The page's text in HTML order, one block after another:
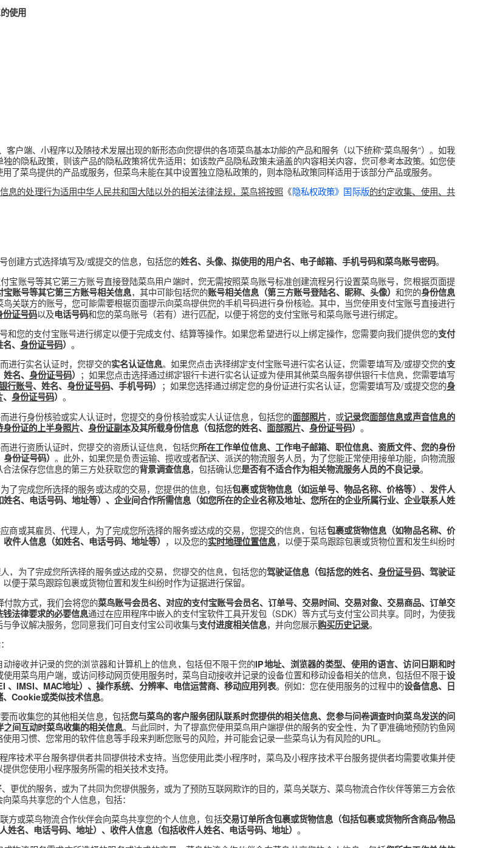
SDK的使用
、设备、客户端、小程序以及随技术发展出现的新形态向您提供的各项菜鸟基本功能的产品和服务（以下统称“菜鸟
产品单独的隐私政策，则该产品的隐私政策将优先适用；如该款产品隐私政策未涵盖的内容相关内容，您可参考
其中使用了菜鸟提供的产品或服务，但菜鸟未能在其中设置独立隐私政策的，则本隐私政策同样适用于该部分产
鸟账号创建方式选择填写及/或提交的信息，包括您的
号、支付宝账号等其它第三方账号直接登陆菜鸟用户端时，您无需按照菜鸟账号标准创建流程另行设置菜鸟账号
、支付宝账号等其它第三方账号相关信息，其中可能包括您的账号相关信息（第三方账号登陆名、昵称、头像）
属于菜鸟关联方的账号，您可能需要根据页面提示向菜鸟提供您的手机号码进行身份核验。其中，当您使用支付
集您的身份证号码 以及电话号码
和您的菜鸟账号（若有）进行匹配，以便于将您的支付宝账号和菜鸟账号进行绑定。
鸟账号和您的支付宝账号进行绑定以便于完成支付、结算等操作。如果您希望进行以上绑定操作，您需要向我
ID、姓名、身份证号码）。
入条件而进行实名认证时，您提交的实名认证信息。如果您点击选择绑定支付宝账号进行实名认证，您需要填写
号ID、姓名、身份证号码）；如果您点击选择通过绑定银行卡进行实名认证或为使用其他菜鸟服务提供银行卡信
括您的银行账号、姓名、身份证号码、手机号码）；如果您选择通过绑定您的身份证进行实名认证，您需要填写
面部照片、身份证号码）。
入条件而进行身份核验或实人认证时，您提交的身份核验或实人认证信息，包括您的面部照片，或记录您面部信
您手持身份证的上半身照片、身份证副本及其所载身份信息（包括您的姓名、面部照片、身份证号码）。
入条件而进行资质认证时，您提交的资质认证信息，包括您
部照片、身份证号码）。此外，如果您是负责运输、揽收或者配送、派送的物流服务人员，为了您能正常使用接单
们可从合法保存您信息的第三方处获取您的背景调查信息 ，包括确认您
理人，为了完成您所选择的服务或达成的交易，您提供的信息，包括包裹或货物信息（如运单号、物品名称、价
息（如姓名、电话号码、地址等）、企业间合作所需信息（如您所在的企业名称及地址、您所在的企业所属行业
服务供应商或其雇员、代理人，为了完成您所选择的服务或达成的交易，您提交的信息，包括
等）、收件人信息（如姓名、电话号码、地址等），以及您的实时地理位置信息，以便于菜鸟跟踪包裹或货物位
、代理人，为了完成您所选择的服务或达成的交易，您提交的信息，包括您的
号并选择付款方式，我们会将您的菜鸟账号会员名、对应的支付宝账号会员名、订单号、交易时间、交易对象、交
他反洗钱法律要求的必要信息通过在应用程序中嵌入的支付宝软件工具开发包（SDK）等方式与支付宝公司共享
供售后与争议解决服务，您同意我们可自支付宝公司收集与 支付进度相关信息，并向您展示购买历史记录。
，包括：
菜鸟自动接收并记录的您的浏览器和计算机上的信息，包括但不限于您的IP地址、浏览器的类型、使用的语言
如IMEI 、IMSI、MAC地址）、操作系统、分辨率、电信运营商、移动应用列表。例如：您在使用服务的过程中的
地存储、Cookie或类似技术信息。